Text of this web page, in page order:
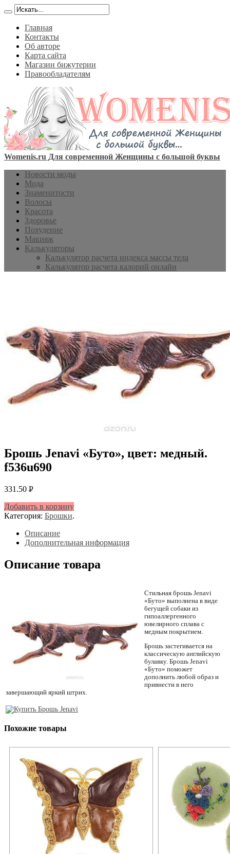
Главная
Контакты
Об авторе
Карта сайта
Магазин бижутерии
Правообладателям
Womenis.ru Для современной Женщины с большой буквы
Новости моды
Мода
Знаменитости
Волосы
Красота
Здоровье
Похудение
Макияж
Калькуляторы
Калькулятор расчета индекса массы тела
Калькулятор расчета калорий онлайн
Брошь Jenavi «Буто», цвет: медный.
f536u690
331.50 Р
Добавить в корзину
Категория: Брошки.
Описание
Дополнительная информация
Описание товара
Стильная брошь Jenavi
«Буто» выполнена в виде
бегущей собаки из
гипоаллергенного
ювелирного сплава с
медным покрытием.
Брошь застегивается на
классическую английскую
булавку. Брошь Jenavi
«Буто» поможет
дополнить любой образ и
привнести в него
завершающий яркий штрих.
Похожие товары